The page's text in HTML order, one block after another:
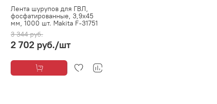
Лента шурупов для ГВЛ,
фосфатированные, 3,9х45
мм, 1000 шт. Makita F-31751
3 344 руб.
2 702 руб./шт